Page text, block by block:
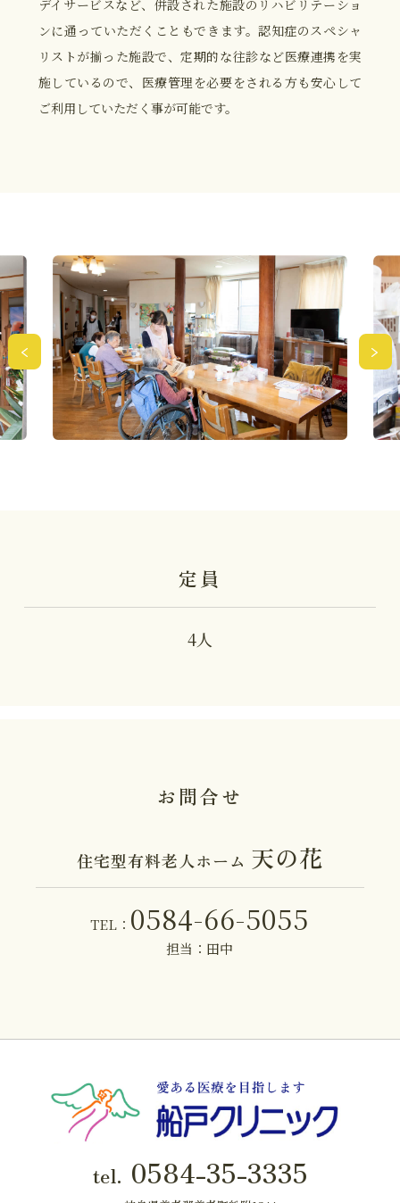
デイサービスなど、併設された施設のリハビリテーショ
ンに通っていただくこともできます。認知症のスペシャ
リストが揃った施設で、定期的な往診など医療連携を実
施しているので、医療管理を必要をされる方も安心して
ご利用していただく事が可能です。
定員
4人
お問合せ
住宅型有料老人ホーム 天の花
TEL： 0584-66-5055
担当：田中
tel. 0584-35-3335